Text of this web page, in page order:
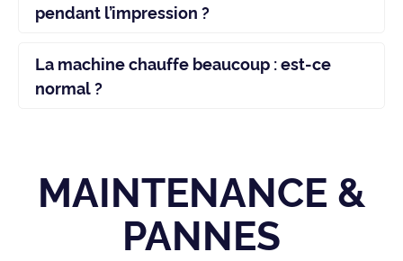
pendant l’impression ?
La machine chauffe beaucoup : est-ce
normal ?
MAINTENANCE &
PANNES